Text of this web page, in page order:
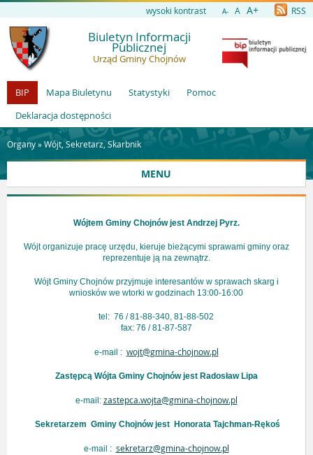
wysoki kontrast A- A A+ RSS
Biuletyn Informacji
Publicznej
Urząd Gminy Chojnów
BIP Mapa Biuletynu Statystyki
Pomoc
Deklaracja dostępności
Organy »Wójt, Sekretarz, Skarbnik
MENU
Wójtem Gminy Chojnów jest Andrzej Pyrz.
Wójt organizuje pracę urzędu, kieruje bieżącymi sprawami gminy oraz
reprezentuje ją na zewnątrz.
Wójt Gminy Chojnów przyjmuje interesantów w sprawach skarg i
wniosków we wtorki w godzinach 13:00-16:00
tel: 76 / 81-88-340, 81-88-502
fax: 76 / 81-87-587
e-mail : wojt@gmina-chojnow.pl
Zastępcą Wójta Gminy Chojnów jest Radosław Lipa
e-mail: zastepca.wojta@gmina-chojnow.pl
Sekretarzem Gminy Chojnów jest Honorata Tajchman-Rękoś
e-mail : sekretarz@gmina-chojnow.pl